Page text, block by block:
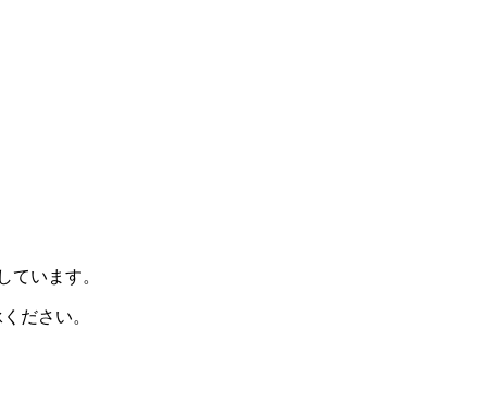
ています。
ださい。